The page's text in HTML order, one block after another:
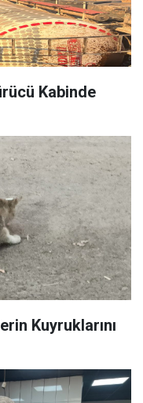
Kabinde
Kuyruklarını